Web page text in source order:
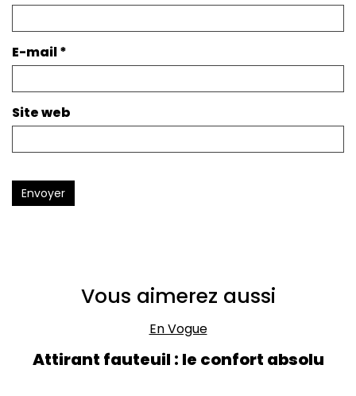
E-mail*
Site web
Envoyer
Vous aimerez aussi
En Vogue
Attirant fauteuil : le confort absolu